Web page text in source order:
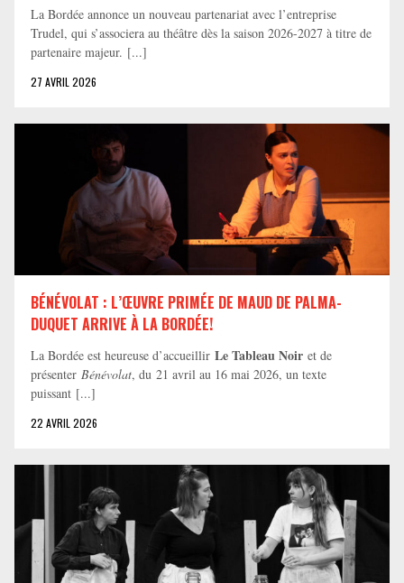
La Bordée annonce un nouveau partenariat avec l’entreprise
Trudel, qui s’associera au théâtre dès la saison 2026-2027 à titre de
partenaire majeur. [...]
27 AVRIL 2026
BÉNÉVOLAT : L’ŒUVRE PRIMÉE DE MAUD DE PALMA-
DUQUET ARRIVE À LA BORDÉE!
La Bordée est heureuse d’accueillir Le Tableau Noir et de
présenter Bénévolat, du 21 avril au 16 mai 2026, un texte
puissant [...]
22 AVRIL 2026